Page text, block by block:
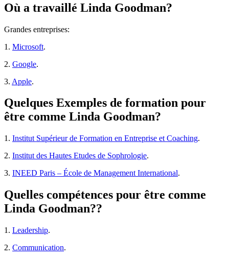
Où a travaillé Linda Goodman?
Grandes entreprises:
1. Microsoft.
2. Google.
3. Apple.
Quelques Exemples de formation pour
être comme Linda Goodman?
1. Institut Supérieur de Formation en Entreprise et Coaching.
2. Institut des Hautes Etudes de Sophrologie.
3. INEED Paris – École de Management International.
Quelles compétences pour être comme
Linda Goodman??
1. Leadership.
2. Communication.